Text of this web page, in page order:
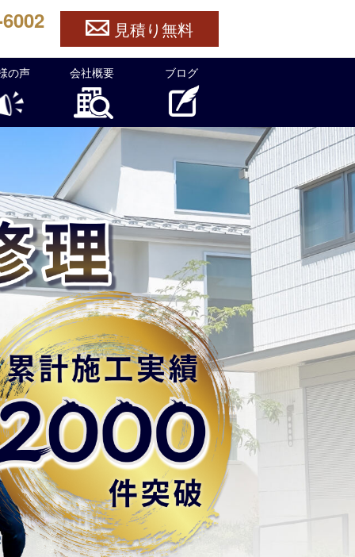
見積り無料
兵衛ルーフへ！
の声 会社概要 ブログ